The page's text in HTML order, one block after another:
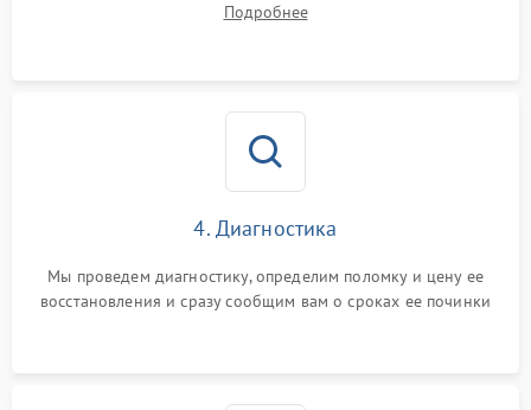
Подробнее
4. Диагностика
Мы проведем диагностику, определим поломку и цену ее
восстановления и сразу сообщим вам о сроках ее починки